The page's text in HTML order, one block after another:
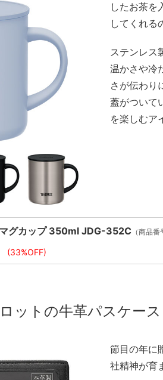
したお茶を
してくれる
ステンレス
温かさや冷
さが伝わり
蓋がついて
を楽しむア
グカップ 350ml JDG-352C （商品
(33%OFF)
ットの牛革パスケース
節目の年に
社精神が育